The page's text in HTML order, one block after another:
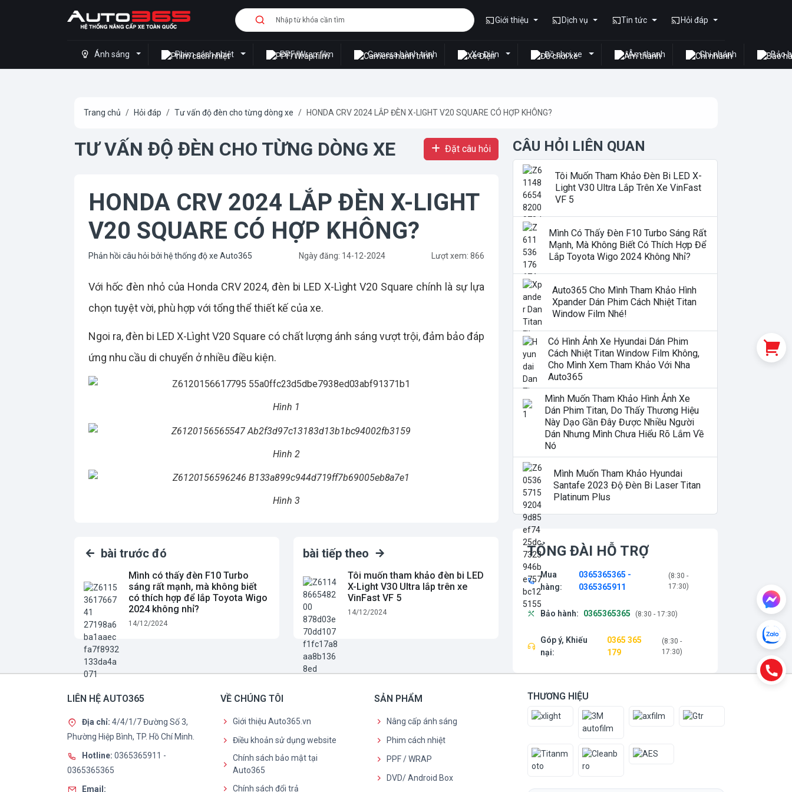
Giới thiệu Dịch vụ Tin tức Hỏi đáp
Ánh sáng Phim cách nhiệt PPF/Wrap film Camera hành trình Xe Điện Đồ chơi xe Âm thanh Chi nhánh Bảo
Trang chủ Hỏi đáp Tư vấn độ đèn cho từng dòng xe HONDA CRV 2024 LẮP ĐÈN X-LIGHT V20 SQUARE CÓ HỢP KHÔNG?
TƯ VẤN ĐỘ ĐÈN CHO TỪNG DÒNG XE Đặt câu hỏi
HONDA CRV 2024 LẮP ĐÈN X-LIGHT
V20 SQUARE CÓ HỢP KHÔNG?
Phản hồi câu hỏi bởi hệ thống độ xe Auto365 Ngày đăng: 14-12-2024 Lượt xem: 866
Với hốc đèn nhỏ của Honda CRV 2024, đèn bi LED X-Lìght V20 Square chính là sự lựa
chọn tuyệt vời, phù hợp với tổng thể thiết kế của xe.
Ngoi ra, đèn bi LED X-Lìght V20 Square có chất lượng ánh sáng vượt trội, đảm bảo đáp
ứng nhu cầu di chuyển ở nhiều điều kiện.
Hình 1
Hình 2
Hình 3
bài trước đó
Mình có thấy đèn F10 Turbo
sáng rất mạnh, mà không biết
có thích hợp để lắp Toyota Wigo
2024 không nhỉ?
14/12/2024
bài tiếp theo
Tôi muốn tham khảo đèn bi LED
X-Light V30 Ultra lắp trên xe
VinFast VF 5
14/12/2024
CÂU HỎI LIÊN QUAN
Tôi Muốn Tham Khảo Đèn Bi LED X-
Light V30 Ultra Lắp Trên Xe VinFast
VF 5
Mình Có Thấy Đèn F10 Turbo Sáng Rất
Mạnh, Mà Không Biết Có Thích Hợp Để
Lắp Toyota Wigo 2024 Không Nhỉ?
Auto365 Cho Mình Tham Khảo Hình
Xpander Dán Phim Cách Nhiệt Titan
Window Film Nhé!
Có Hình Ảnh Xe Hyundai Dán Phim
Cách Nhiệt Titan Window Film Không,
Cho Mình Xem Tham Khảo Với Nha
Auto365
Mình Muốn Tham Khảo Hình Ảnh Xe
Dán Phim Titan, Do Thấy Thương Hiệu
Này Dạo Gần Đây Được Nhiều Người
Dán Nhưng Mình Chưa Hiểu Rõ Lắm Về
Nó
Mình Muốn Tham Khảo Hyundai
Santafe 2023 Độ Đèn Bi Laser Titan
Platinum Plus
TỔNG ĐÀI HỖ TRỢ
Mua
hàng:
0365365365 -
0365365911
(8:30 -
17:30)
Bảo hành: 0365365365 (8:30 - 17:30)
Góp ý, Khiếu
nại:
0365 365
179
(8:30 -
17:30)
LIÊN HỆ AUTO365
Địa chỉ: 4/4/1/7 Đường Số 3,
Phường Hiệp Bình, TP. Hồ Chí Minh.
Hotline: 0365365911 -
0365365365
Email:
VỀ CHÚNG TÔI
Giới thiệu Auto365.vn
Điều khoản sử dụng website
Chính sách bảo mật tại
Auto365
Chính sách đổi trả
SẢN PHẨM
Nâng cấp ánh sáng
Phim cách nhiệt
PPF / WRAP
DVD/ Android Box
THƯƠNG HIỆU